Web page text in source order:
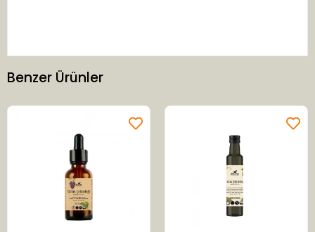
Benzer Ürünler